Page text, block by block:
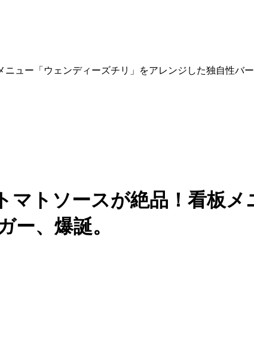
ュー「ウェンディーズチリ」をアレンジした独自性バー
マトソースが絶品！看板
ー、爆誕。